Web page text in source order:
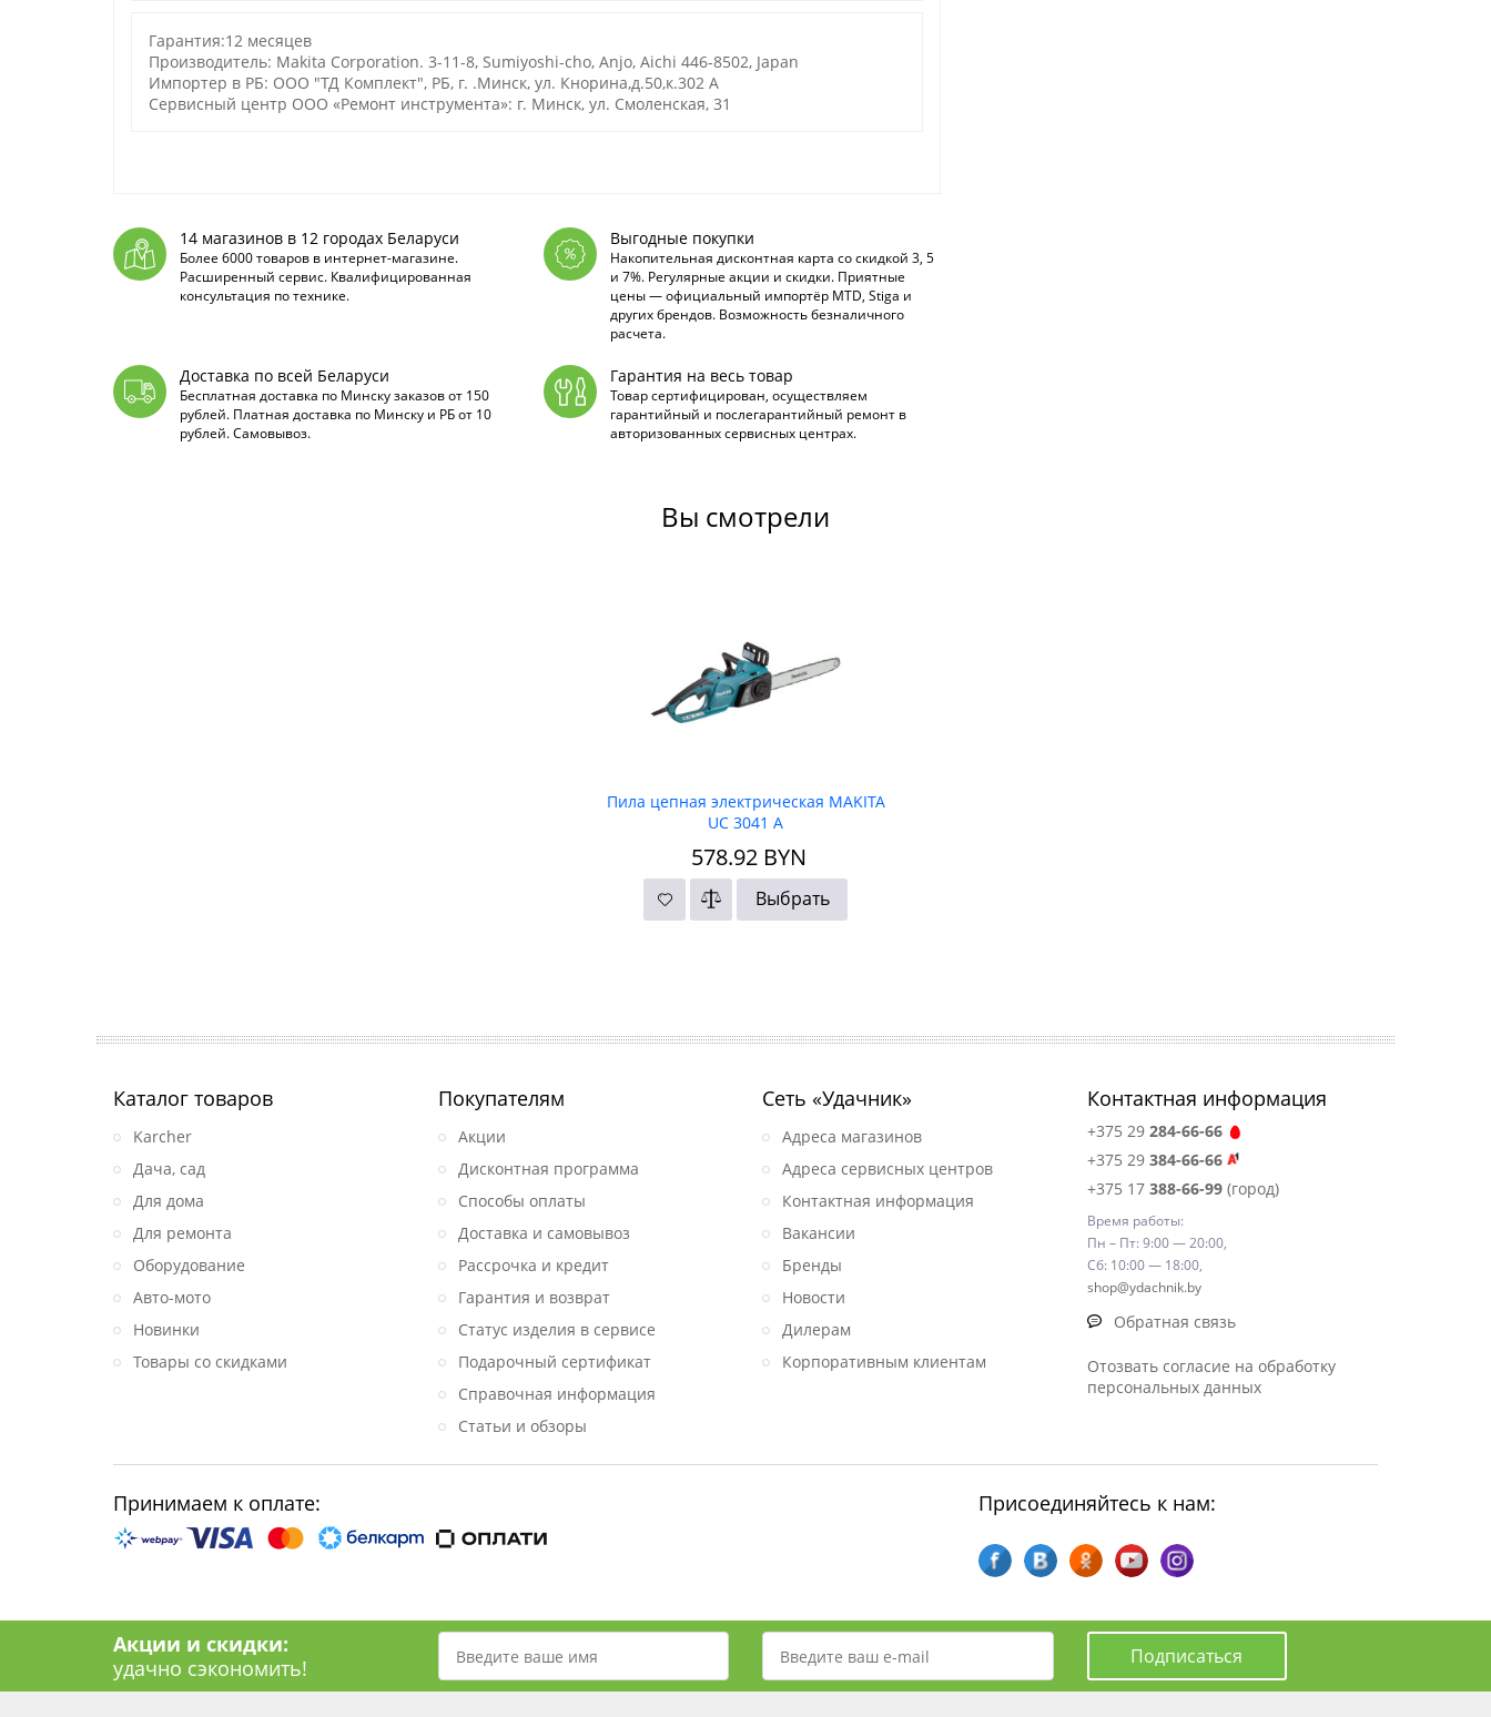
Гарантия:12 месяцев
Производитель: Makita Corporation. 3-11-8, Sumiyoshi-cho, Anjo, Aichi 446-8502, Japan
Импортер в РБ: ООО "ТД Комплект", РБ, г. .Минск, ул. Кнорина,д.50,к.302 А
Сервисный центр ООО «Ремонт инструмента»: г. Минск, ул. Смоленская, 31
14 магазинов в 12 городах Беларуси
Более 6000 товаров в интернет-магазине.
Расширенный сервис. Квалифицированная
консультация по технике.
Выгодные покупки
Накопительная дисконтная карта со скидкой 3, 5
и 7%. Регулярные акции и скидки. Приятные
цены — официальный импортёр MTD, Stiga и
других брендов. Возможность безналичного
расчета.
Доставка по всей Беларуси
Бесплатная доставка по Минску заказов от 150
рублей. Платная доставка по Минску и РБ от 10
рублей. Самовывоз.
Гарантия на весь товар
Товар сертифицирован, осуществляем
гарантийный и послегарантийный ремонт в
авторизованных сервисных центрах.
Вы смотрели
Пила цепная электрическая MAKITA
UC 3041 A
578.92 BYN
Выбрать
Каталог товаров
Karcher
Дача, сад
Для дома
Для ремонта
Оборудование
Авто-мото
Новинки
Товары со скидками
Покупателям
Акции
Дисконтная программа
Способы оплаты
Доставка и самовывоз
Рассрочка и кредит
Гарантия и возврат
Статус изделия в сервисе
Подарочный сертификат
Справочная информация
Статьи и обзоры
Сеть «Удачник»
Адреса магазинов
Адреса сервисных центров
Контактная информация
Вакансии
Бренды
Новости
Дилерам
Корпоративным клиентам
Контактная информация
+375 29 284-66-66
+375 29 384-66-66
+375 17 388-66-99(город)
Время работы:
Пн – Пт: 9:00 — 20:00,
Сб: 10:00 — 18:00,
shop@ydachnik.by
Обратная связь
Отозвать согласие на обработку
персональных данных
Принимаем к оплате: Присоединяйтесь к нам:
Акции и скидки:
удачно сэкономить!
Подписаться